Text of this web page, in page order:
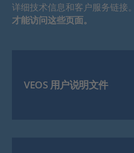
详细技术信息和客户服务链接。
才能访问这些页面。
VEOS 用户说明文件